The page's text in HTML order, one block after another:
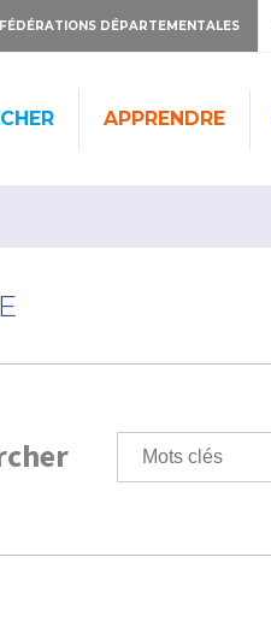
FÉDÉRATIONS DÉPARTEMENTALES
APPRENDRE